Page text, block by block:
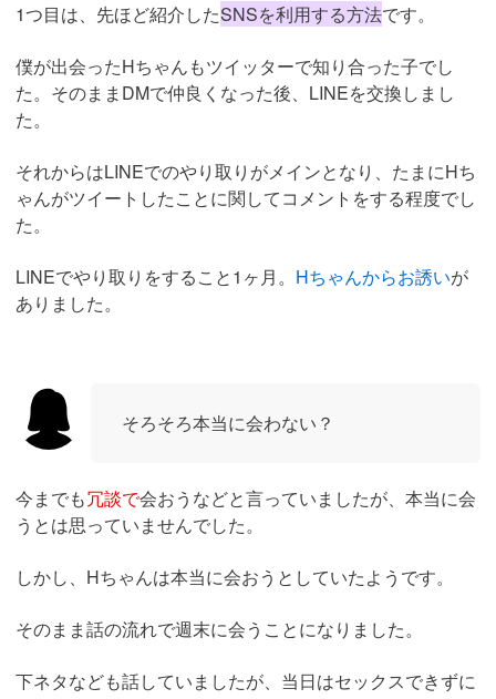
1つ目は、先ほど紹介したSNSを利用する方法です。
僕が出会ったHちゃんもツイッターで知り合った子でし
た。そのままDMで仲良くなった後、LINEを交換しまし
た。
それからはLINEでのやり取りがメインとなり、たまにHち
ゃんがツイートしたことに関してコメントをする程度でし
た。
LINEでやり取りをすること1ヶ月。 Hちゃんからお誘いが
ありました。
そろそろ本当に会わない？
今までも冗談で会おうなどと言っていましたが、本当に会
うとは思っていませんでした。
しかし、Hちゃんは本当に会おうとしていたようです。
そのまま話の流れで週末に会うことになりました。
下ネタなども話していましたが、当日はセックスできずに